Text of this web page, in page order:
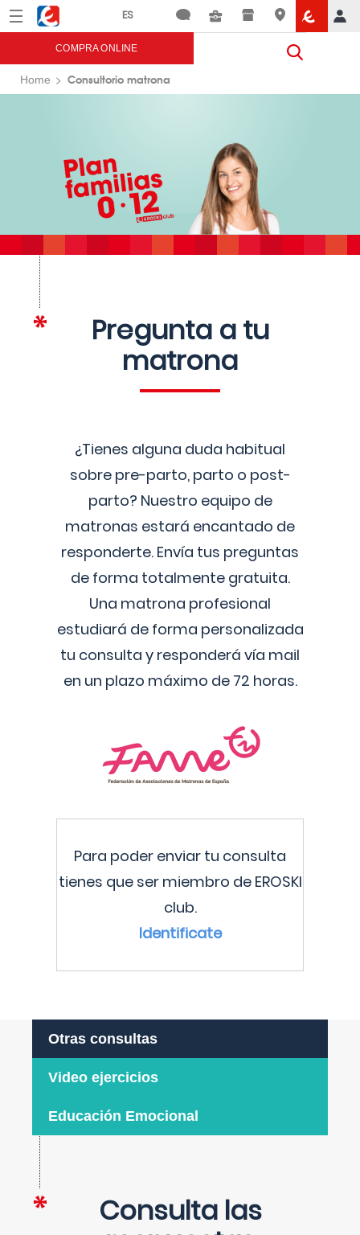
Menú Eroski
COMPRA ONLINE
Home Consultorio matrona
Pregunta a tu
matrona
¿Tienes alguna duda habitual
sobre pre-parto, parto o post-
parto? Nuestro equipo de
matronas estará encantado de
responderte. Envía tus preguntas
de forma totalmente gratuita.
Una matrona profesional
estudiará de forma personalizada
tu consulta y responderá vía mail
en un plazo máximo de 72 horas.
Para poder enviar tu consulta
tienes que ser miembro de EROSKI
club.
Identificate
Otras consultas
Video ejercicios
Educación Emocional
Consulta las